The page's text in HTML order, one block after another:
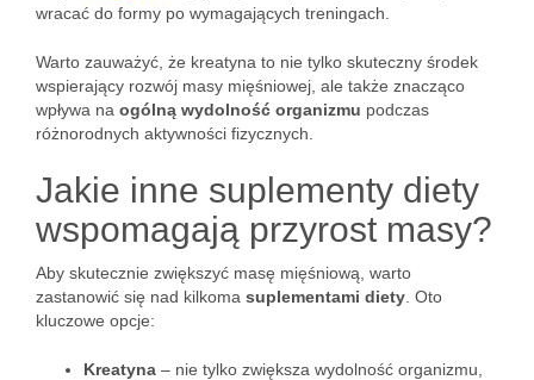
wracać do formy po wymagających treningach.
Warto zauważyć, że kreatyna to nie tylko skuteczny środek
wspierający rozwój masy mięśniowej, ale także znacząco
wpływa na ogólną wydolność organizmu podczas
różnorodnych aktywności fizycznych.
Jakie inne suplementy diety
wspomagają przyrost masy?
Aby skutecznie zwiększyć masę mięśniową, warto
zastanowić się nad kilkoma suplementami diety . Oto
kluczowe opcje:
Kreatyna – nie tylko zwiększa wydolność organizmu,